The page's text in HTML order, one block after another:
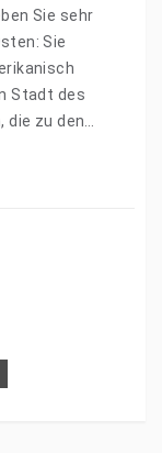
Sie sehr
Sie
Stadt des
die zu den